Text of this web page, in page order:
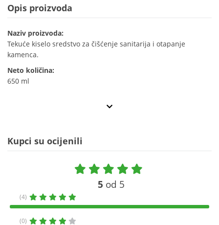
Opis proizvoda
Naziv proizvoda:
Tekuće kiselo sredstvo za čišćenje sanitarija i otapanje
kamenca.
Neto količina:
650 ml
Kupci su ocijenili
5 od 5
(4)
(0)